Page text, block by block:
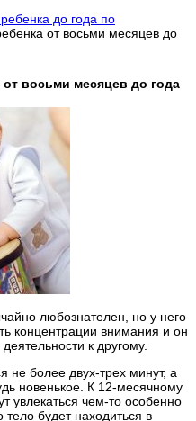
до года по
от восьми месяцев до
от восьми месяцев до года
любознателен, но у него
концентрации внимания и он
к другому.
не более двух-трех минут, а
новенькое. К 12-месячному
увлекаться чем-то особенно
будет находиться в